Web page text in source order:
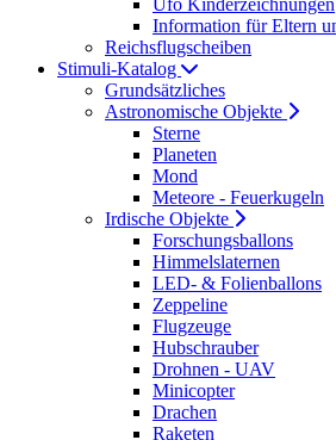
Ufo Kinderzeichnungen
Information für Eltern
Reichsflugscheiben
Stimuli-Katalog
Grundsätzliches
Astronomische Objekte
Sterne
Planeten
Mond
Meteore - Feuerkugeln
Irdische Objekte
Forschungsballons
Himmelslaternen
LED- & Folienballons
Zeppeline
Flugzeuge
Hubschrauber
Drohnen - UAV
Minicopter
Drachen
Raketen